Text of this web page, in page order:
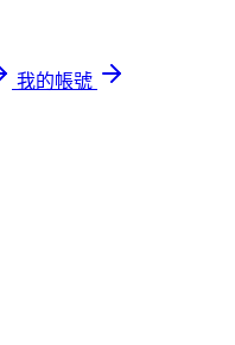
我的帳號